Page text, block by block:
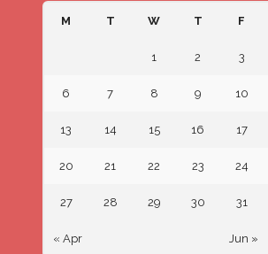
M T W T F
« Apr Jun »
1 2 3
6 7 8 9 10
13 14 15 16 17
20 21 22 23 24
27 28 29 30 31